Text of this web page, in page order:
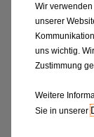
Wir
unserer
uns wichtig.
Zustimmung
Weitere
Sie in unserer